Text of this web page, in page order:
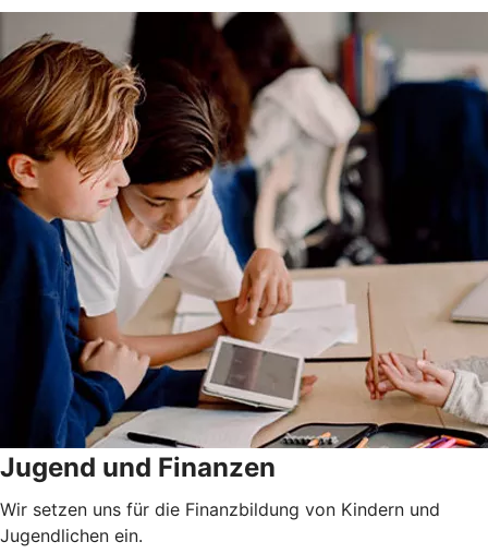
Jugend und Finanzen
Wir setzen uns für die Finanzbildung von Kindern und
Jugendlichen ein.